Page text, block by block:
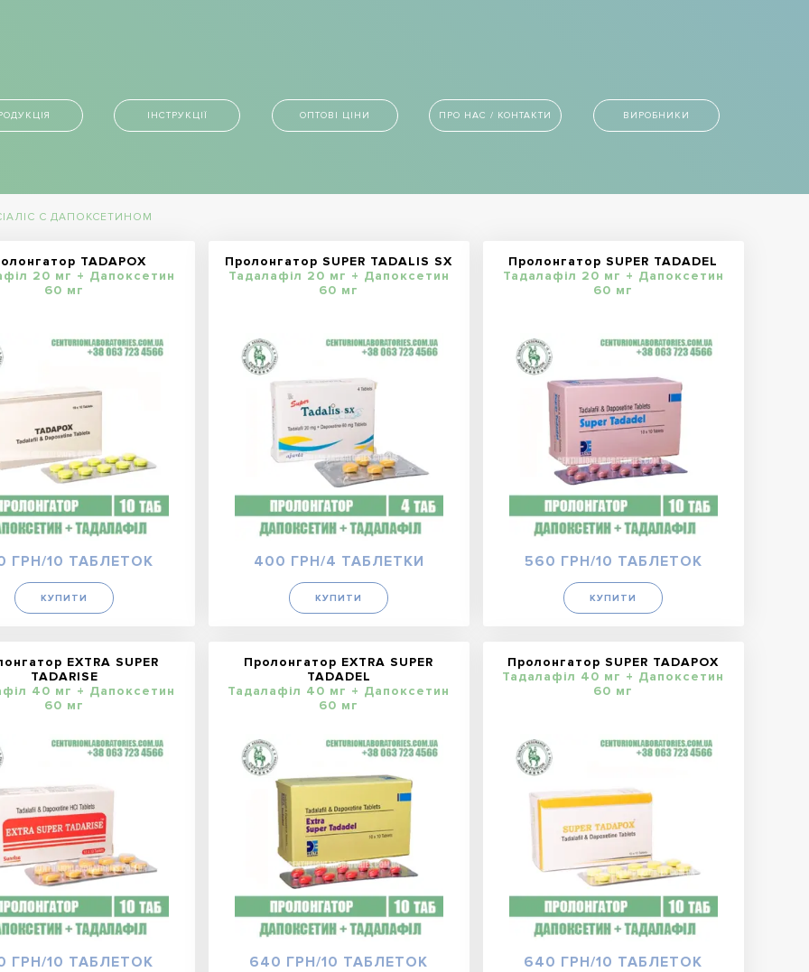
ІНСТРУКЦІЇ ОПТОВІ ЦІНИ ПРО НАС / КОНТАКТИ ВИРОБНИКИ
С ДАПОКСЕТИНОМ
TADAPOX
20 мг + Дапоксетин
60 мг
ГРН/10 ТАБЛЕТОК
КУПИТИ
Пролонгатор SUPER TADALIS SX
Тадалафіл 20 мг + Дапоксетин
60 мг
400 ГРН/4 ТАБЛЕТКИ
КУПИТИ
Пролонгатор SUPER TADADEL
Тадалафіл 20 мг + Дапоксетин
60 мг
560 ГРН/10 ТАБЛЕТОК
КУПИТИ
EXTRA SUPER
TADARISE
40 мг + Дапоксетин
60 мг
ГРН/10 ТАБЛЕТОК
Пролонгатор EXTRA SUPER
TADADEL
Тадалафіл 40 мг + Дапоксетин
60 мг
640 ГРН/10 ТАБЛЕТОК
Пролонгатор SUPER TADAPOX
Тадалафіл 40 мг + Дапоксетин
60 мг
640 ГРН/10 ТАБЛЕТОК